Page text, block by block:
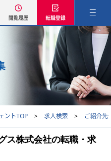
閲覧履歴 転職登録
ントTOP 求人検索 ご紹介先
ス株式会社の転職・求